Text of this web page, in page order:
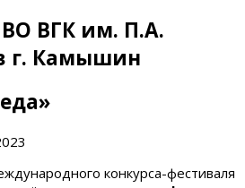
ВГК им. П.А.
г. Камышин
конкурса-фестиваля